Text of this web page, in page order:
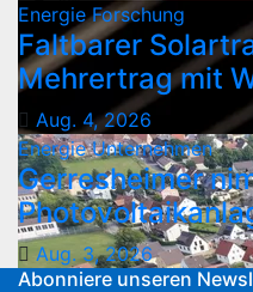
EnergieForschung
Faltbarer
Mehrertrag mit
Aug. 4, 2026
EnergieUnternehmen
Gerresheimer
Aug. 3, 2026
Abonniere unseren